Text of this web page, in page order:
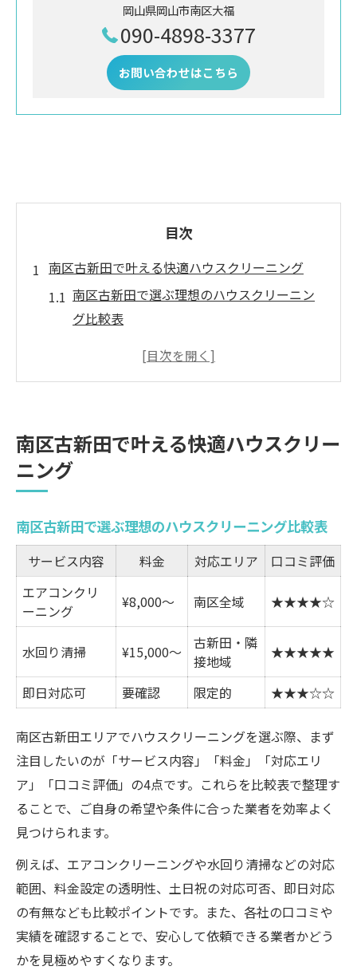
岡山県岡山市南区大福
090-4898-3377
お問い合わせはこちら
目次
南区古新田で叶える快適ハウスクリーニング
南区古新田で選ぶ理想のハウスクリーニン
グ比較表
快適な空間を作るハウスクリーニングのポ
南区古新田で満足度が高いハウスクリーニ
談
ハウスクリーニング選び方の現実的なコツ
業者選びで失敗しないコツ一覧表
ハウスクリーニングを初めて依頼するなら
現地対応が柔軟な業者を見極める方法
選び方で重視したいハウスクリーニングの
ポイント
ハウスクリーニングを比較する際の落とし
穴とは
口コミで見極める清掃サービスの質とは
口コミで分かるハウスクリーニング評価一
覧
実際の利用者が語るハウスクリーニング体
験
ハウスクリーニングの口コミを活用するコ
ツ
信頼できる口コミ情報の見分け方
口コミを参考にする際の注意点
南区古新田で叶える快適ハウスクリー
ニング
南区古新田で選ぶ理想のハウスクリーニング比較表
サービス内容 料金 対応エリア
口コミ評価
エアコンクリ
ーニング
¥8,000〜 南区全域 ★★★★☆
水回り清掃 ¥15,000〜
古新田・隣
接地域
★★★★★
即日対応可 要確認 限定的 ★★★☆☆
南区古新田エリアでハウスクリーニングを選ぶ際、まず
注目したいのが「サービス内容」「料金」「対応エリ
ア」「口コミ評価」の4点です。これらを比較表で整理す
ることで、ご自身の希望や条件に合った業者を効率よく
見つけられます。
例えば、エアコンクリーニングや水回り清掃などの対応
範囲、料金設定の透明性、土日祝の対応可否、即日対応
の有無なども比較ポイントです。また、各社の口コミや
実績を確認することで、安心して依頼できる業者かどう
かを見極めやすくなります。